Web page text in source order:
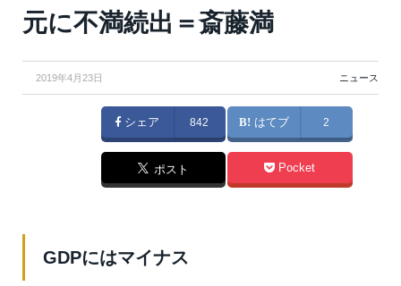
元に不満続出＝斎藤満
2019年4月23日 ニュース
シェア 842 はてブ 2
ポスト Pocket
GDPにはマイナス